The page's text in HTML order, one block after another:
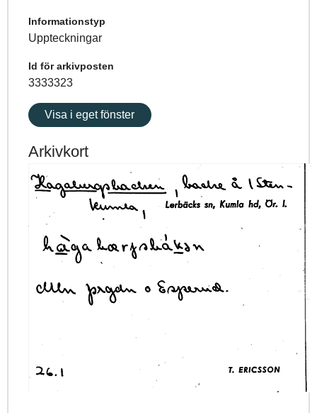
Informationstyp
Uppteckningar
Id för arkivposten
3333323
Visa i eget fönster
Arkivkort